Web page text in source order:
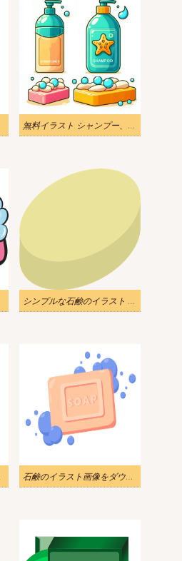
無料イラスト シャンプー、コンディショナー、ボディソープ
シンプルな石鹸のイラスト 透明な背景
石鹸のイラスト画像をダウンロード